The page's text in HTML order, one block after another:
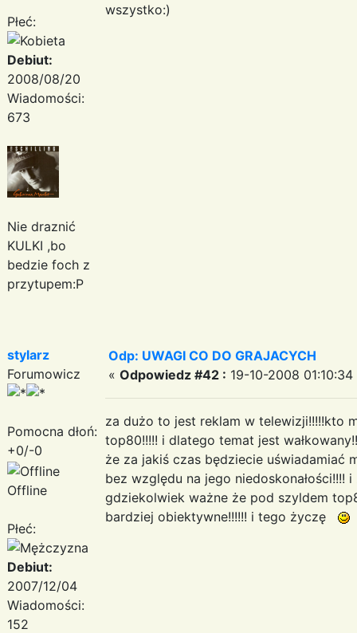
Płeć:
Debiut:
2008/08/20
Wiadomości:
673
Nie draznić
KULKI ,bo
bedzie foch z
przytupem:P
wszystko:)
stylarz
Forumowicz
Pomocna dłoń:
+0/-0
Offline
Płeć:
Debiut:
2007/12/04
Wiadomości:
152
Odp: UWAGI CO DO GRAJACYCH
« Odpowiedz #42 : 19-10-2008 01:10:34
za dużo to jest reklam w telewizji!!!!!kto
top80!!!!! i dlatego temat jest
że za jakiś czas będziecie uświadamiać
bez względu na jego
gdziekolwiek ważne że pod szyldem
bardziej obiektywne!!!!!! i tego życzę